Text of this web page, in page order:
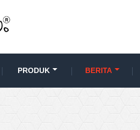
PRODUK BERITA